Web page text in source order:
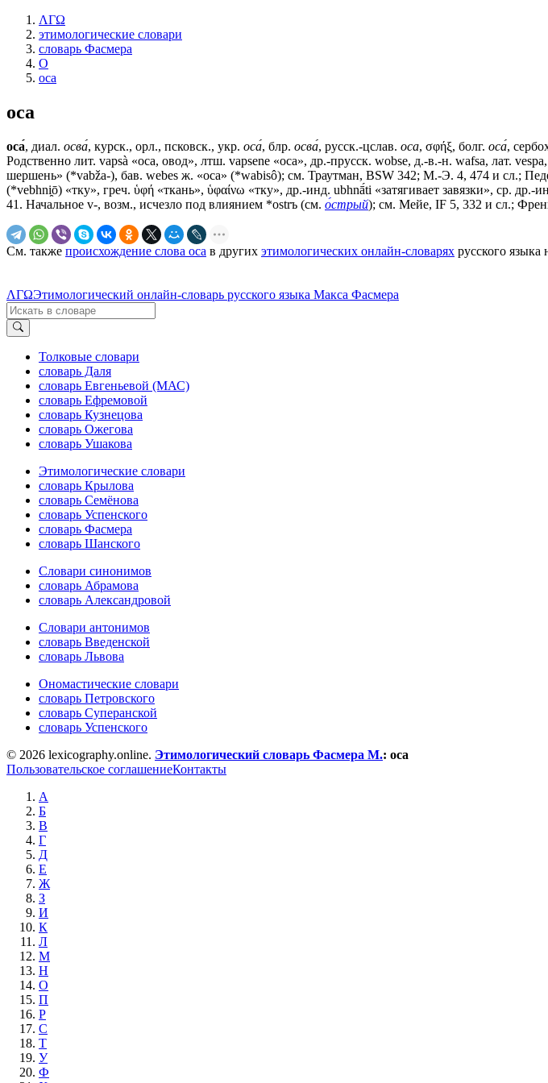
ΛΓΩ
этимологические словари
словарь Фасмера
О
оса
оса
оса́, диал. осва́, курск., орл., псковск., укр. оса́, блр. осва́, русск.-цслав. оса, σφήξ, болг. оса́,
Родственно лит. vapsà «оса, овод», лтш. vарsеnе «оса», др.-прусск. wobse, д.-в.-н. wafsa, лат.
шершень» (*vаbžа-), бав. wеbеs ж. «оса» (*wabisô); см. Траутман, ВSW 342; М.-Э. 4, 474 и сл.;
(*vebhni̯ō) «тку», греч. ὑφή «ткань», ὑφαίνω «тку», др.-инд. ubhnā́ti «затягивает завязки», ср.
41. Начальное v-, возм., исчезло под влиянием *ostrъ (см. о́стрый); см. Мейе, IF 5, 332 и сл.;
См. также происхождение слова оса в других этимологических онлайн-словарях русского языка
ΛΓΩЭтимологический онлайн-словарь русского языка Макса Фасмера
Толковые словари
словарь Даля
словарь Евгеньевой (МАС)
словарь Ефремовой
словарь Кузнецова
словарь Ожегова
словарь Ушакова
Этимологические словари
словарь Крылова
словарь Семёнова
словарь Успенского
словарь Фасмера
словарь Шанского
Словари синонимов
словарь Абрамова
словарь Александровой
Словари антонимов
словарь Введенской
словарь Львова
Ономастические словари
словарь Петровского
словарь Суперанской
словарь Успенского
© 2026 lexicography.online. Этимологический словарь Фасмера М.: оса
Пользовательское соглашениеКонтакты
А
Б
В
Г
Д
Е
Ж
З
И
К
Л
М
Н
О
П
Р
С
Т
У
Ф